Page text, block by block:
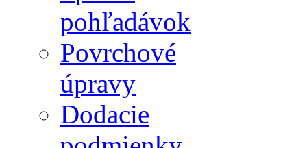
pohľadávok
Povrchové
úpravy
Dodacie